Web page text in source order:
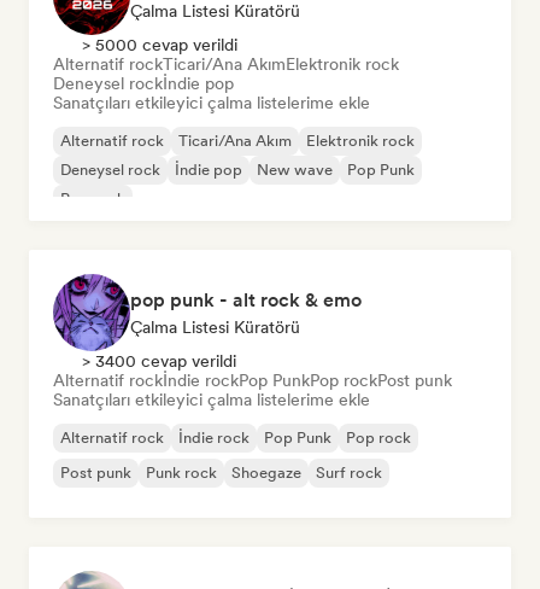
Çalma Listesi Küratörü
> 5000 cevap verildi
Alternatif rockTicari/Ana AkımElektronik rock
Deneysel rockİndie pop
Sanatçıları etkileyici çalma listelerime ekle
Alternatif rock Ticari/Ana Akım
Elektronik rock
Deneysel rock
İndie pop New wave
Pop Punk
Pop rock
pop punk - alt rock & emo
Çalma Listesi Küratörü
> 3400 cevap verildi
Alternatif rockİndie rockPop PunkPop rockPost punk
Sanatçıları etkileyici çalma listelerime ekle
Alternatif rock İndie rock Pop Punk
Pop rock
Post punk
Punk rock Shoegaze Surf rock